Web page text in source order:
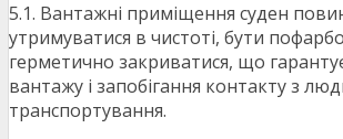
5.1. Вантажні приміщення суден
утримуватися в чистоті, бути
герметично закриватися, що
вантажу і запобігання контакту з
транспортування.